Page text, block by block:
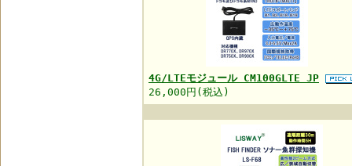
4G/LTEモジュール CM100GLTE JP
26,000円(税込)